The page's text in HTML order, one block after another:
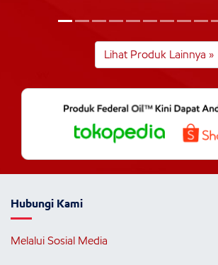
Lihat Produk Lainnya »
Hubungi Kami
Melalui Sosial Media